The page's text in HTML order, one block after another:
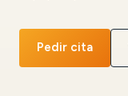
Pedir cita